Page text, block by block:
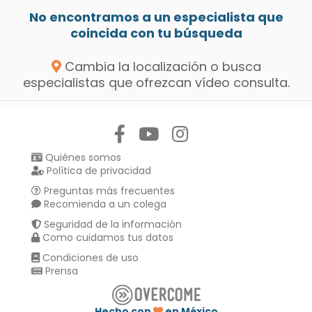
No encontramos a un especialista que
coincida con tu búsqueda
Cambia la localización o busca
especialistas que ofrezcan vídeo consulta.
Quiénes somos
Política de privacidad
Preguntas más frecuentes
Recomienda a un colega
Seguridad de la información
Como cuidamos tus datos
Condiciones de uso
Prensa